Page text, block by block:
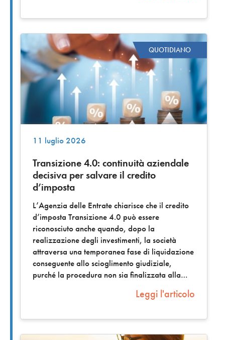
QUOTIDIANO
11 luglio 2026
Transizione 4.0: continuità aziendale
decisiva per salvare il credito
d’imposta
L’Agenzia delle Entrate chiarisce che il credito
d’imposta Transizione 4.0 può essere
riconosciuto anche quando, dopo la
realizzazione degli investimenti, la società
attraversa una temporanea fase di liquidazione
conseguente allo scioglimento giudiziale,
purché la procedura non sia finalizzata alla
Leggi l'articolo